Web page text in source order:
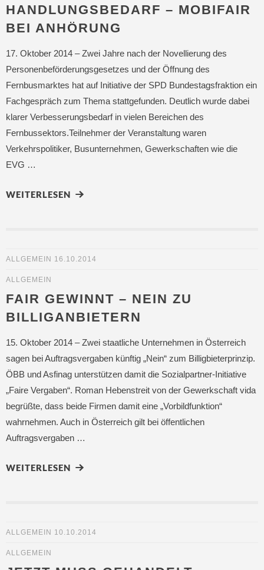
HANDLUNGSBEDARF – MOBIFAIR
BEI ANHÖRUNG
17. Oktober 2014 – Zwei Jahre nach der Novellierung des
Personenbeförderungsgesetzes und der Öffnung des
Fernbusmarktes hat auf Initiative der SPD Bundestagsfraktion ein
Fachgespräch zum Thema stattgefunden. Deutlich wurde dabei
klarer Verbesserungsbedarf in vielen Bereichen des
Fernbussektors.Teilnehmer der Veranstaltung waren
Verkehrspolitiker, Busunternehmen, Gewerkschaften wie die
EVG …
WEITERLESEN
ALLGEMEIN 16.10.2014
ALLGEMEIN
FAIR GEWINNT – NEIN ZU
BILLIGANBIETERN
15. Oktober 2014 – Zwei staatliche Unternehmen in Österreich
sagen bei Auftragsvergaben künftig „Nein“ zum Billigbieterprinzip.
ÖBB und Asfinag unterstützen damit die Sozialpartner-Initiative
„Faire Vergaben“. Roman Hebenstreit von der Gewerkschaft vida
begrüßte, dass beide Firmen damit eine „Vorbildfunktion“
wahrnehmen. Auch in Österreich gilt bei öffentlichen
Auftragsvergaben …
WEITERLESEN
ALLGEMEIN 10.10.2014
ALLGEMEIN